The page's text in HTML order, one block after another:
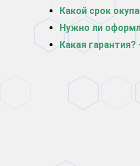
Какой срок
Нужно ли
Какая гарантия?